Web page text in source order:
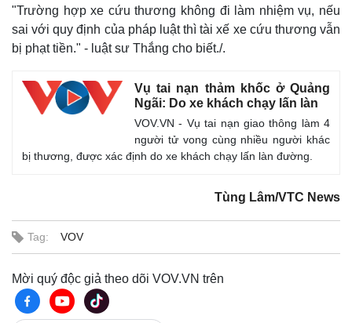
"Trường hợp xe cứu thương không đi làm nhiệm vụ, nếu
sai với quy định của pháp luật thì tài xế xe cứu thương vẫn
bị phạt tiền." - luật sư Thắng cho biết./.
Vụ tai nạn thảm khốc ở Quảng
Ngãi: Do xe khách chạy lấn làn
VOV.VN - Vụ tai nạn giao thông làm 4
người tử vong cùng nhiều người khác
bị thương, được xác định do xe khách chạy lấn làn đường.
Tùng Lâm/VTC News
Tag: VOV
Mời quý độc giả theo dõi VOV.VN trên